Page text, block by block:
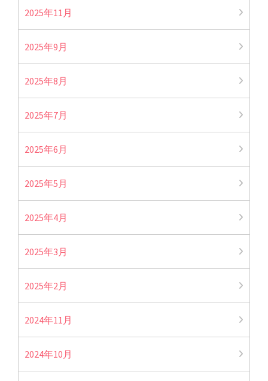
2025年11月
2025年9月
2025年8月
2025年7月
2025年6月
2025年5月
2025年4月
2025年3月
2025年2月
2024年11月
2024年10月